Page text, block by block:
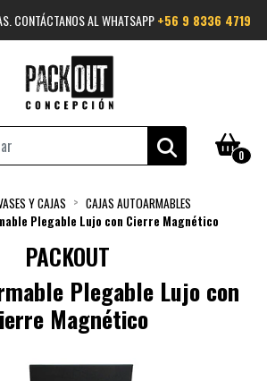
CONTÁCTANOS AL WHATSAPP+56 9 8336 4719
0
Y CAJAS
CAJAS AUTOARMABLES
Plegable Lujo con Cierre Magnético
PACKOUT
Plegable Lujo con
Magnético